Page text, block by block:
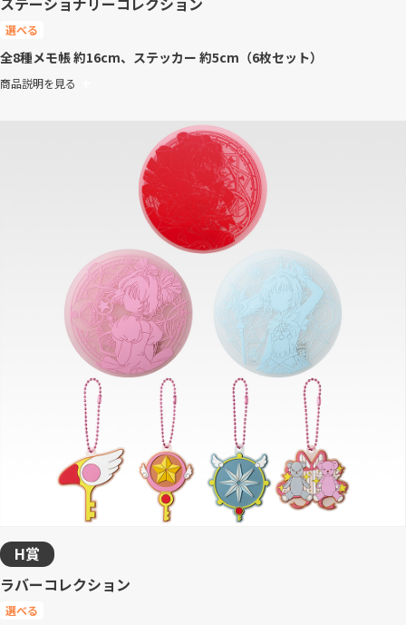
選べる
全8種メモ帳 約16cm、ステッカー 約5cm（6枚セット）
商品説明を見る
H賞
ラバーコレクション
選べる